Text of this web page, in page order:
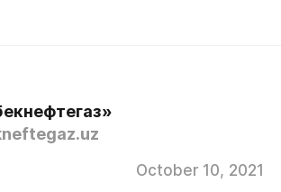
October 10, 2021